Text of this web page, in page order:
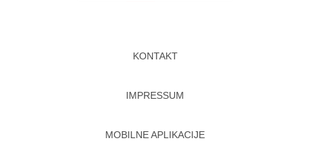
KONTAKT
IMPRESSUM
MOBILNE APLIKACIJE